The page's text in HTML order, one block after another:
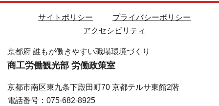
サイトポリシー
プライバシーポリシー
アクセシビリティ
京都府 誰もが働きやすい職場環境づくり
商工労働観光部 労働政策室
京都市南区東九条下殿田町70 京都テルサ東館2階
電話番号：075-682-8925